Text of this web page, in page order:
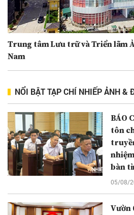
Trung tâm Lưu trữ và Triển lãm
Nam
NỔI BẬT TẠP CHÍ NHIẾP ẢNH &
BÁO
tôn
bàn
05/08/
Vườn